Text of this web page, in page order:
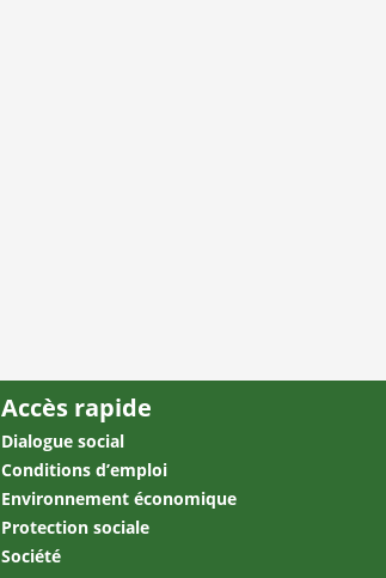
Accès rapide
Dialogue social
Conditions d’emploi
Environnement économique
Protection sociale
Société